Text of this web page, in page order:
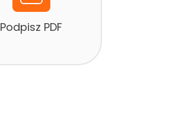
Podpisz PDF